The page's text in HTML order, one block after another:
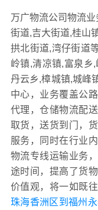
万广物流公司物流
街道,吉大街道,桂山
拱北街道,湾仔街道
岭镇,清凉镇,富泉乡
丹云乡,樟城镇,城峰
中心，业务覆盖公
代理，仓储物流配
取货，送货到门，
服务，同时在行业
物流专线运输业务
途时间，提高了货
价值观，将一如既
珠海香洲区到福州